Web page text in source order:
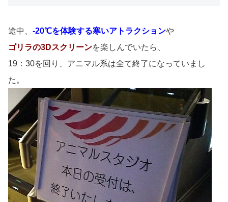
途中、 -20℃を体験する寒いアトラクションや
ゴリラの3Dスクリーンを楽しんでいたら、
19：30を回り、アニマル系は全て終了になっていまし
た。